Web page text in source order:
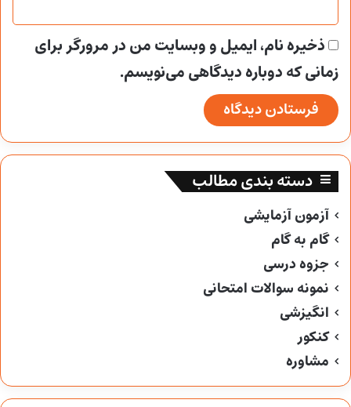
ذخیره نام، ایمیل و وبسایت من در مرورگر برای
زمانی که دوباره دیدگاهی می‌نویسم.
دسته بندی مطالب
آزمون آزمایشی
گام به گام
جزوه درسی
نمونه سوالات امتحانی
انگیزشی
کنکور
مشاوره